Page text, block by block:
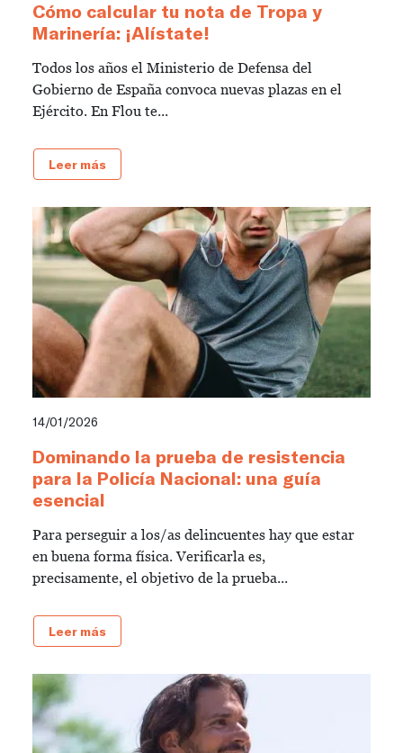
Cómo calcular tu nota de Tropa y
Marinería: ¡Alístate!
Todos los años el Ministerio de Defensa del
Gobierno de España convoca nuevas plazas en el
Ejército. En Flou te...
Leer más
14/01/2026
Dominando la prueba de resistencia
para la Policía Nacional: una guía
esencial
Para perseguir a los/as delincuentes hay que estar
en buena forma física. Verificarla es,
precisamente, el objetivo de la prueba...
Leer más